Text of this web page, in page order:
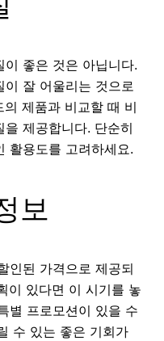
이 좋은 것은 아닙니다.
잘 어울리는 것으로
제품과 비교할 때 비
제공합니다. 단순히
활용도를 고려하세요.
보
인된 가격으로 제공되
이 있다면 이 시기를 놓
별 프로모션이 있을 수
수 있는 좋은 기회가